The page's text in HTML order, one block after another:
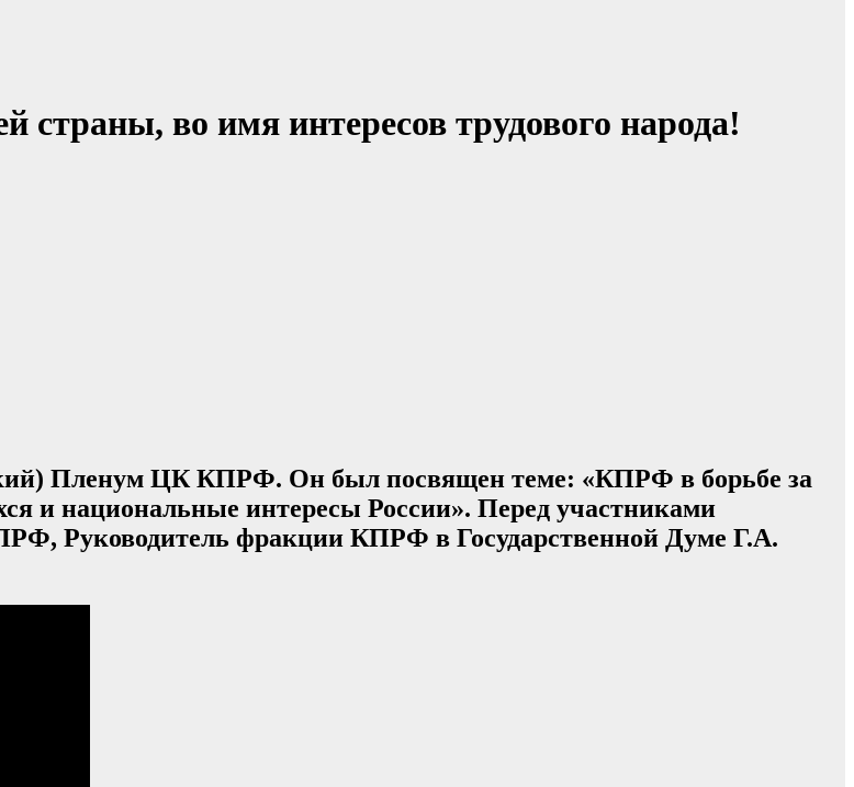
во имя интересов трудового народа!
Пленум ЦК КПРФ. Он был посвящен теме: «КПРФ в борьбе за
и национальные интересы России». Перед участниками
Руководитель фракции КПРФ в Государственной Думе Г.А.